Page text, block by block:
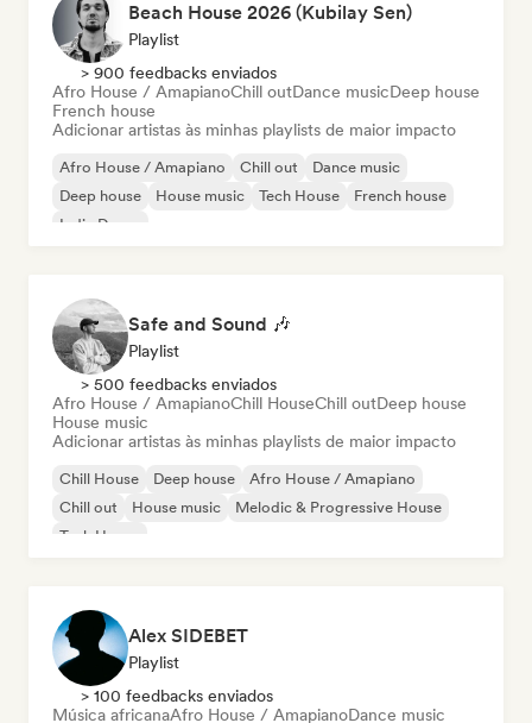
Beach House 2026 (Kubilay Sen)
Playlist
> 900 feedbacks enviados
Afro House / AmapianoChill outDance musicDeep house
French house
Adicionar artistas às minhas playlists de maior impacto
Afro House / Amapiano Chill out
Dance music
Deep house
House music Tech House
French house
Indie Dance
Safe and Sound 🎶
Playlist
> 500 feedbacks enviados
Afro House / AmapianoChill HouseChill outDeep house
House music
Adicionar artistas às minhas playlists de maior impacto
Chill House Deep house
Afro House / Amapiano
Chill out
House music
Melodic & Progressive House
Tech House
Alex SIDEBET
Playlist
> 100 feedbacks enviados
Música africanaAfro House / AmapianoDance music